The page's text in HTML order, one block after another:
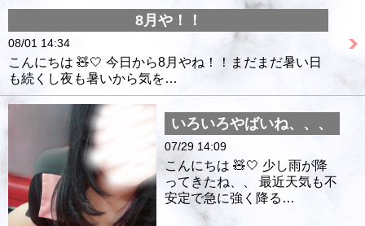
8月や！！
08/01 14:34
こんにちは 🧸🤍 今日から8月やね！！まだまだ暑い日
も続くし夜も暑いから気を…
いろいろやばいね、、、
07/29 14:09
こんにちは 🧸🤍 少し雨が降
ってきたね、、 最近天気も不
安定で急に強く降る…